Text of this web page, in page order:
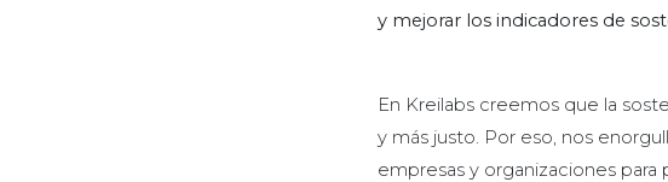
y mejorar los indicadores de
En Kreilabs creemos que la
y más justo. Por eso, nos
empresas y organizaciones